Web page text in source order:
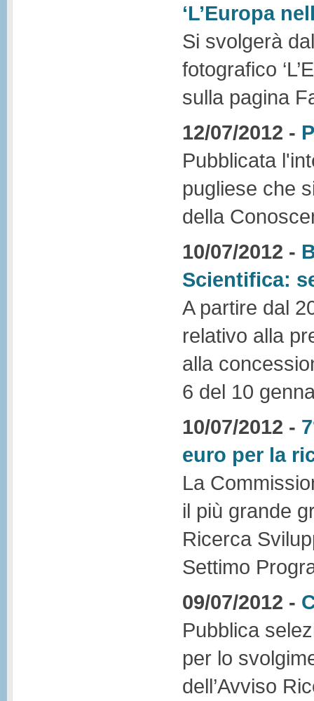
‘L’Europa
Si svolgerà
fotografico
sulla pagina
12/07/2012 -
Pubblicata
pugliese che
della
10/07/2012 -
Scientifica:
A partire dal
relativo alla
alla
6 del 10
10/07/2012 -
euro per la
La
il più grande
Ricerca
Settimo
09/07/2012 -
Pubblica
per lo
dell’Avviso